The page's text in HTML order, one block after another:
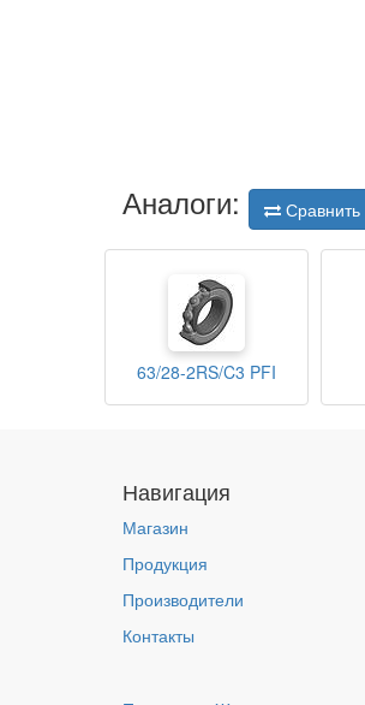
Аналоги: Сравнить
63/28-2RS/C3 PFI
Навигация
Магазин
Продукция
Производители
Контакты